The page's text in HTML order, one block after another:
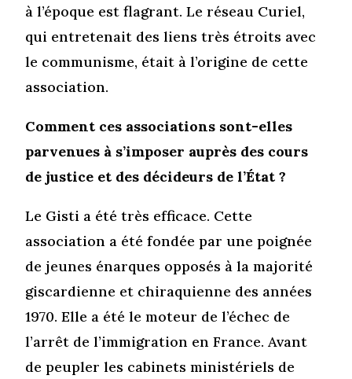
à l’époque est flagrant. Le réseau Curiel,
qui entretenait des liens très étroits avec
le communisme, était à l’origine de cette
association.
Comment ces associations sont-elles
parvenues à s’imposer auprès des cours
de justice et des décideurs de l’État ?
Le Gisti a été très efficace. Cette
association a été fondée par une poignée
de jeunes énarques opposés à la majorité
giscardienne et chiraquienne des années
1970. Elle a été le moteur de l’échec de
l’arrêt de l’immigration en France. Avant
de peupler les cabinets ministériels de